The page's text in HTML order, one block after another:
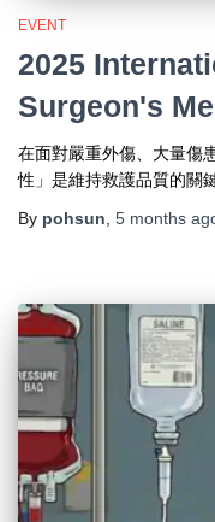
EVENT
2025
Surgeon's
在面對嚴重外傷、大量傷
性」是維持救護品質的關鍵
By pohsun 5 months